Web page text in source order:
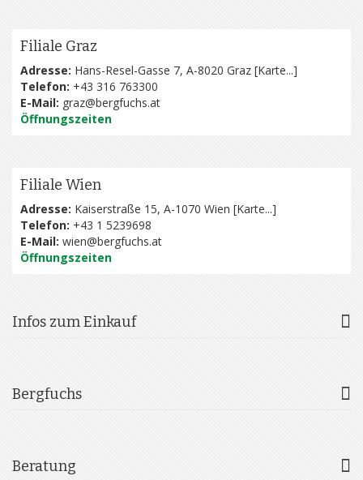
Filiale Graz
Adresse: Hans-Resel-Gasse 7, A-8020 Graz [Karte...]
Telefon: +43 316 763300
E-Mail: graz@bergfuchs.at
Öffnungszeiten
Filiale Wien
Adresse: Kaiserstraße 15, A-1070 Wien [Karte...]
Telefon: +43 1 5239698
E-Mail: wien@bergfuchs.at
Öffnungszeiten
Infos zum Einkauf
Bergfuchs
Beratung